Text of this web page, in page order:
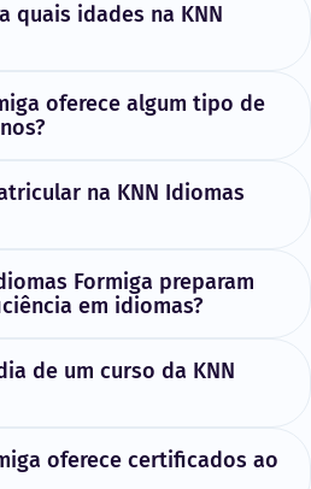
quais idades na KNN
oferece algum tipo de
na KNN Idiomas
Formiga preparam
em idiomas?
de um curso da KNN
oferece certificados ao